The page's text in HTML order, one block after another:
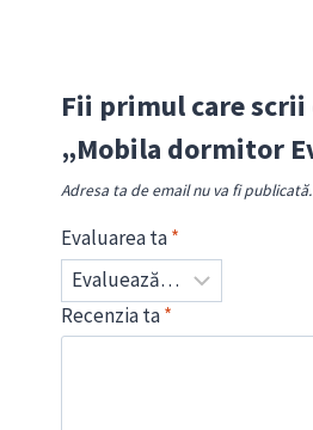
Fii primul care
„Mobila dormitor
Adresa ta de email nu va fi publicată.
Evaluarea ta*
Recenzia ta*